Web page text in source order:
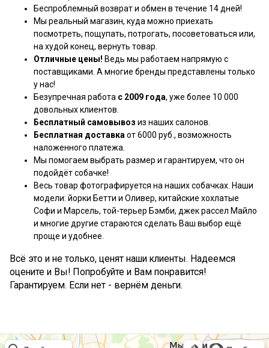
Беспроблемный возврат и обмен в течение 14 дней!
Мы реальный магазин, куда можно приехать
посмотреть, пощупать, потрогать, посоветоваться или,
на худой конец, вернуть товар.
Отличные цены! Ведь мы работаем напрямую с
поставщиками. А многие бренды представлены только
у нас!
Безупречная работа с 2009 года, уже более 10 000
довольных клиентов.
Бесплатный самовывоз из наших салонов.
Бесплатная доставка от 6000 руб., возможность
наложенного платежа.
Мы помогаем выбрать размер и гарантируем, что он
подойдёт собачке!
Весь товар фотографируется на наших собачках. Наши
модели: йорки Бетти и Оливер, китайские хохлатые
Софи и Марсель, той-терьер Бэмби, джек рассел Майло
и многие другие стараются сделать Ваш выбор ещё
проще и удобнее.
Всё это и не только, ценят наши клиенты. Надеемся
оцените и Вы! Попробуйте и Вам понравится!
Гарантируем. Если нет - вернём деньги.